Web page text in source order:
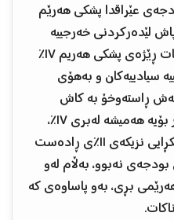
بودجه‌ی عێراقدا پشكی هه‌رێم
لێده‌ركردنی خه‌رجییه‌
سیادییه‌كان دیاری ده‌كرا، ئه‌وكات ڕێژه‌ی پشكی هه‌ریم ١٧٪
سیادییه‌كان و به‌هۆی
ڕاسته‌وخۆ به‌ كاش
نادرێنه‌ حكوومه‌تی هه‌رێم، هه‌ر بۆیه‌ هه‌میشه‌ له‌بری ١٧٪،
حكوومه‌تی هه‌رێم ساڵانه‌ به‌ تێكڕایی نزیكه‌ی ١١٪ی ڕاده‌ست
یاسای بودجه‌ی نه‌بوو، به‌ڵام له‌و
بڕی، به‌و پاساوه‌ی كه‌